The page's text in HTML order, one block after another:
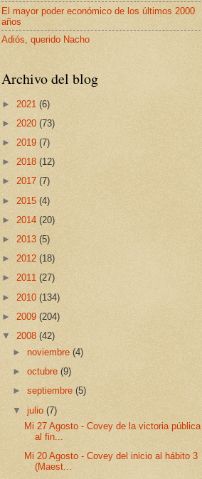
El mayor poder económico de los últimos 2000
años
Adiós, querido Nacho
Archivo del blog
► 2021 (6)
► 2020 (73)
► 2019 (7)
► 2018 (12)
► 2017 (7)
► 2015 (4)
► 2014 (20)
► 2013 (5)
► 2012 (18)
► 2011 (27)
► 2010 (134)
► 2009 (204)
▼ 2008 (42)
►noviembre(4)
►octubre(9)
►septiembre(5)
▼julio(7)
Mi 27 Agosto - Covey de la victoria pública
al fin...
Mi 20 Agosto - Covey del inicio al hábito 3
(Maest...